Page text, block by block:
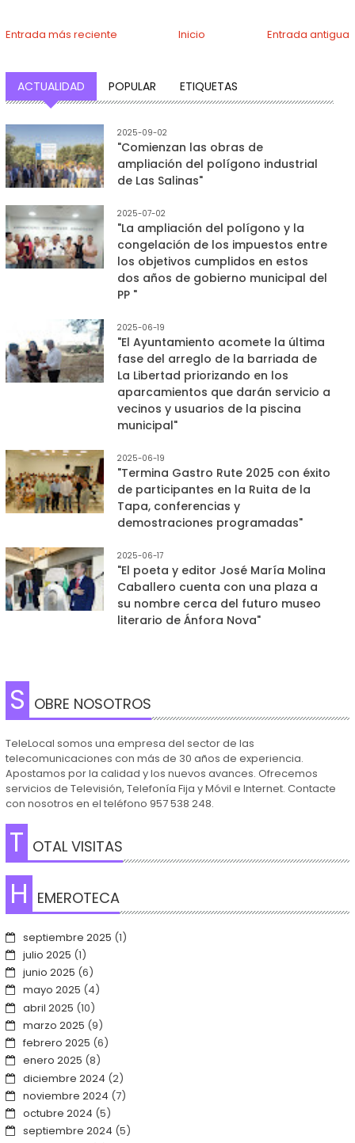
Entrada más reciente Entrada antigua
Inicio
ACTUALIDAD POPULAR ETIQUETAS
2025-09-02
"Comienzan las obras de
ampliación del polígono industrial
de Las Salinas"
2025-07-02
"La ampliación del polígono y la
congelación de los impuestos entre
los objetivos cumplidos en estos
dos años de gobierno municipal del
PP "
2025-06-19
"El Ayuntamiento acomete la última
fase del arreglo de la barriada de
La Libertad priorizando en los
aparcamientos que darán servicio a
vecinos y usuarios de la piscina
municipal"
2025-06-19
"Termina Gastro Rute 2025 con éxito
de participantes en la Ruita de la
Tapa, conferencias y
demostraciones programadas"
2025-06-17
"El poeta y editor José María Molina
Caballero cuenta con una plaza a
su nombre cerca del futuro museo
literario de Ánfora Nova"
S OBRE NOSOTROS
TeleLocal somos una empresa del sector de las
telecomunicaciones con más de 30 años de experiencia.
Apostamos por la calidad y los nuevos avances. Ofrecemos
servicios de Televisión, Telefonía Fija y Móvil e Internet. Contacte
con nosotros en el teléfono 957 538 248.
T OTAL VISITAS
H EMEROTECA
septiembre 2025 (1)
julio 2025 (1)
junio 2025 (6)
mayo 2025 (4)
abril 2025 (10)
marzo 2025 (9)
febrero 2025 (6)
enero 2025 (8)
diciembre 2024 (2)
noviembre 2024 (7)
octubre 2024 (5)
septiembre 2024 (5)